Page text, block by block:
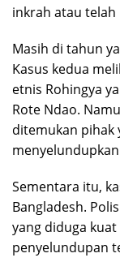
inkrah atau telah
Masih di tahun
Kasus kedua
etnis Rohingya
Rote Ndao.
ditemukan pihak
Sementara itu,
Bangladesh.
yang diduga
penyelundupan